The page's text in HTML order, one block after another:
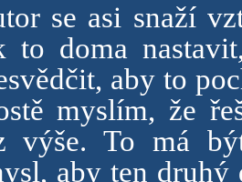
se asi snaží
to doma
aby to
myslím, že
výše. To má
aby ten druhý